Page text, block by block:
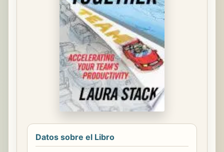
Datos sobre el Libro